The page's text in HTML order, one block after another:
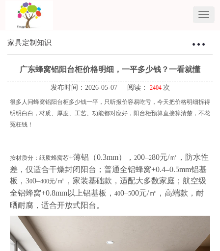
家具定制知识
广东蜂窝铝阳台柜价格明细，一平多少钱？一看就懂
发布时间：2026-05-07 阅读： 2404 次
很多人问蜂窝铝阳台柜多少钱一平，只听报价容易吃亏，今天把价格明细拆得
明明白白，材质、厚度、工艺、功能都对应好，阳台柜预算直接算清楚，不花
冤枉钱！
按材质分：纸质蜂窝芯+薄铝（0.3mm）， 200–280元/㎡，防水性
差，仅适合干燥封闭阳台；普通全铝蜂窝+0.4–0.5mm铝基
板，300–400元/㎡，家装基础款，适配大多数家庭；航空级
全铝蜂窝+0.8mm以上铝基板， 400–500元/㎡，高端款，耐
晒耐腐，适合开放式阳台。